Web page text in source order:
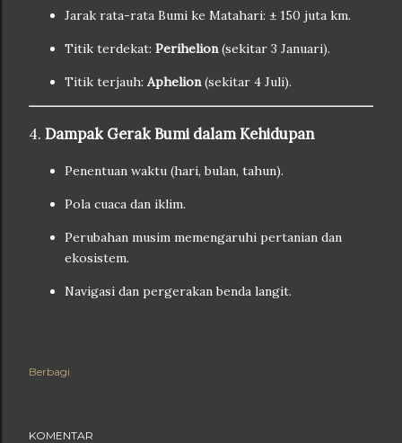
Jarak rata-rata Bumi ke Matahari: ± 150 juta km.
Titik terdekat: Perihelion(sekitar 3 Januari).
Titik terjauh: Aphelion(sekitar 4 Juli).
4. Dampak Gerak Bumi dalam Kehidupan
Penentuan waktu (hari, bulan, tahun).
Pola cuaca dan iklim.
Perubahan musim memengaruhi pertanian dan
ekosistem.
Navigasi dan pergerakan benda langit.
Berbagi
KOMENTAR